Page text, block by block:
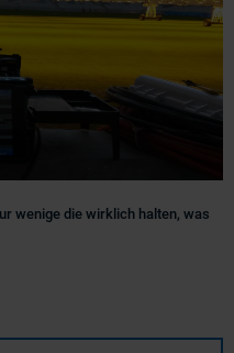
wenige die wirklich halten, was